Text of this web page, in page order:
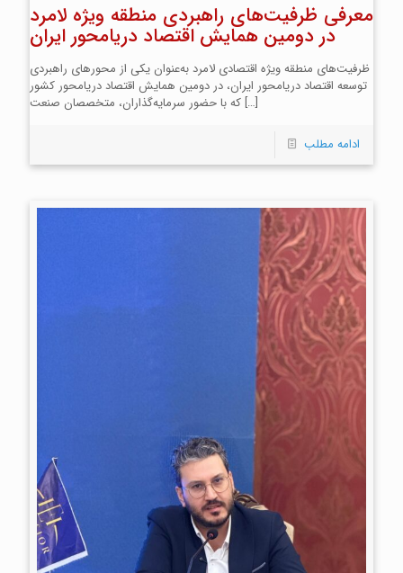
معرفی ظرفیت‌های راهبردی منطقه ویژه لامرد
در دومین همایش اقتصاد دریامحور ایران
ظرفیت‌های منطقه ویژه اقتصادی لامرد به‌عنوان یکی از محورهای راهبردی
توسعه اقتصاد دریامحور ایران، در دومین همایش اقتصاد دریامحور کشور
که با حضور سرمایه‌گذاران، متخصصان صنعت[…]
ادامه مطلب